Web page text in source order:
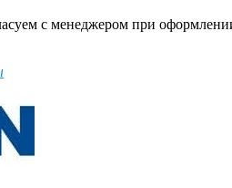
с менеджером при